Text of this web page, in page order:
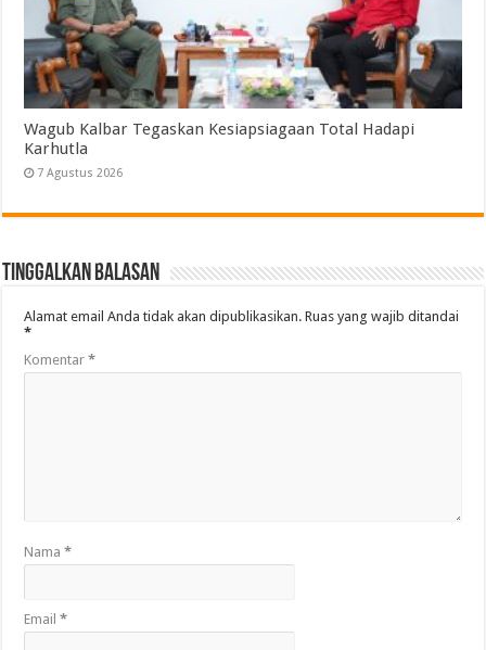
Wagub Kalbar Tegaskan Kesiapsiagaan Total Hadapi
Karhutla
7 Agustus 2026
Tinggalkan Balasan
Alamat email Anda tidak akan dipublikasikan. Ruas yang wajib ditandai
*
Komentar*
Nama*
Email*